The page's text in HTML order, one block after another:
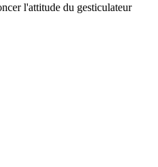
l'attitude du gesticulateur